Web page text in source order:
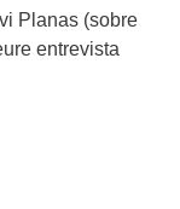
Planas (sobre
entrevista